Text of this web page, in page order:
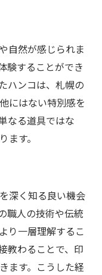
自然が感じられま
験することができ
ハンコは、札幌の
にはない特別感を
なる道具ではな
ます。
深く知る良い機会
職人の技術や伝統
り一層理解するこ
教わることで、印
ます。こうした経